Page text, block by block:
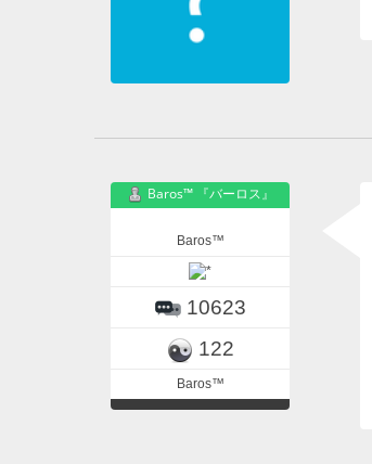
Baros™ 『バーロス』
Baros™
10623
122
Baros™